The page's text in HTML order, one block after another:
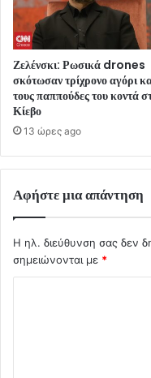
Ζελένσκι: Ρωσικά drones
σκότωσαν τρίχρονο αγόρι
τους παππούδες του κοντά
Κίεβο
13 ώρες ago
Αφήστε μια απάντηση
Η ηλ. διεύθυνση σας δεν
σημειώνονται με *